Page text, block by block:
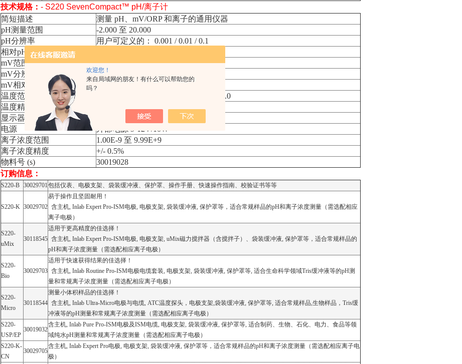
欢迎您！
来自局域网的朋友！有什么可以帮助您的
吗？
技术规格： - S220 SevenCompact™ pH/离子计
简短描述
测量 pH、mV/ORP 和离子的通用仪器
pH测量范围
-2.000 至 20.000
pH分辨率
用户可定义的： 0.001 / 0.01 / 0.1
相对pH精度
mV范围
-2000.0 至 2000.0
mV分辨率
用户可定义的： 0.1 / 1
mV相对性
± 0.2
温度范围 °C
MTC：-30.0 至 130.0 ATC:-5.0 至 130.0
温度精度°C
显示器
TFT 颜色 4.3 英寸
电源
外部电源 9-12V/10W
离子浓度范围
1.00E-9 至 9.99E+9
离子浓度精度
+/- 0.5%
物料号 (s)
30019028
订购信息：
S220-B 30029701包括仪表、电极支架、袋装缓冲液、保护罩、操作手册、快速操作指南、校验证书等等
S220-K 30029702
易于操作且坚固耐用！
含主机, Inlab Expert Pro-ISM电极, 电极支架, 袋装缓冲液, 保护罩等，适合常规样品的pH和离子浓度测量（需选配相应
离子电极）
S220-
uMix
30118545
适用于更高精度的佳选择！
含主机, Inlab Expert Pro-ISM电极, 电极支架, uMix磁力搅拌器（含搅拌子）、袋装缓冲液, 保护罩等，适合常规样品的
pH和离子浓度测量（需选配相应离子电极）
S220-
Bio
30029703
适用于快速获得结果的佳选择！
含主机, Inlab Routine Pro-ISM电极电缆套装, 电极支架, 袋装缓冲液, 保护罩等, 适合生命科学领域Tris缓冲液等的pH测
量和常规离子浓度测量（需选配相应离子电极）
S220-
Micro
30118544
测量小体积样品的佳选择！
含主机, Inlab Ultra-Micro电极与电缆, ATC温度探头，电极支架,袋装缓冲液, 保护罩等, 适合常规样品,生物样品，Tris缓
冲液等的pH测量和常规离子浓度测量（需选配相应离子电极）
S220-
USP/EP
30019032
含主机, Inlab Pure Pro-ISM电极及ISM电缆, 电极支架, 袋装缓冲液, 保护罩等, 适合制药、生物、石化、电力、食品等领
域纯水pH测量和常规离子浓度测量（需选配相应离子电极）
S220-K-
CN
30029705
含主机, Inlab Expert Pro电极, 电极支架, 袋装缓冲液, 保护罩等，适合常规样品的pH和离子浓度测量（需选配相应离子电
极）